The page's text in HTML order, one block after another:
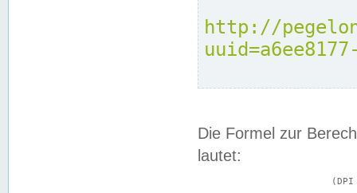
http://
Die Formel zur
lautet: